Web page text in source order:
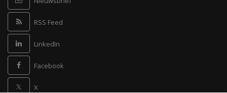
RSS Feed
LinkedIn
Facebook
X